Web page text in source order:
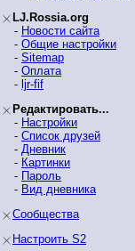
LJ.Rossia.org
- Новости сайта
- Общие настройки
- Sitemap
- Оплата
- ljr-fif
Редактировать...
- Настройки
- Список друзей
- Дневник
- Картинки
- Пароль
- Вид дневника
Сообщества
Настроить S2